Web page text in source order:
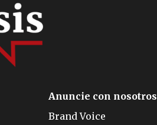
Anuncie con nosotros
Brand Voice